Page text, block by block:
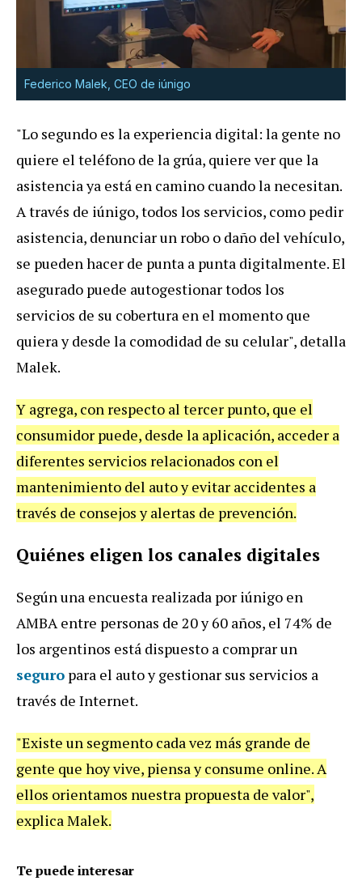
Federico Malek, CEO de iúnigo
"Lo segundo es la experiencia digital: la gente no
quiere el teléfono de la grúa, quiere ver que la
asistencia ya está en camino cuando la necesitan.
A través de iúnigo, todos los servicios, como pedir
asistencia, denunciar un robo o daño del vehículo,
se pueden hacer de punta a punta digitalmente. El
asegurado puede autogestionar todos los
servicios de su cobertura en el momento que
quiera y desde la comodidad de su celular", detalla
Malek.
Y agrega, con respecto al tercer punto, que el
consumidor puede, desde la aplicación, acceder a
diferentes servicios relacionados con el
mantenimiento del auto y evitar accidentes a
través de consejos y alertas de prevención.
Quiénes eligen los canales digitales
Según una encuesta realizada por iúnigo en
AMBA entre personas de 20 y 60 años, el 74% de
los argentinos está dispuesto a comprar un
seguro para el auto y gestionar sus servicios a
través de Internet.
"Existe un segmento cada vez más grande de
gente que hoy vive, piensa y consume online. A
ellos orientamos nuestra propuesta de valor",
explica Malek.
Te puede interesar